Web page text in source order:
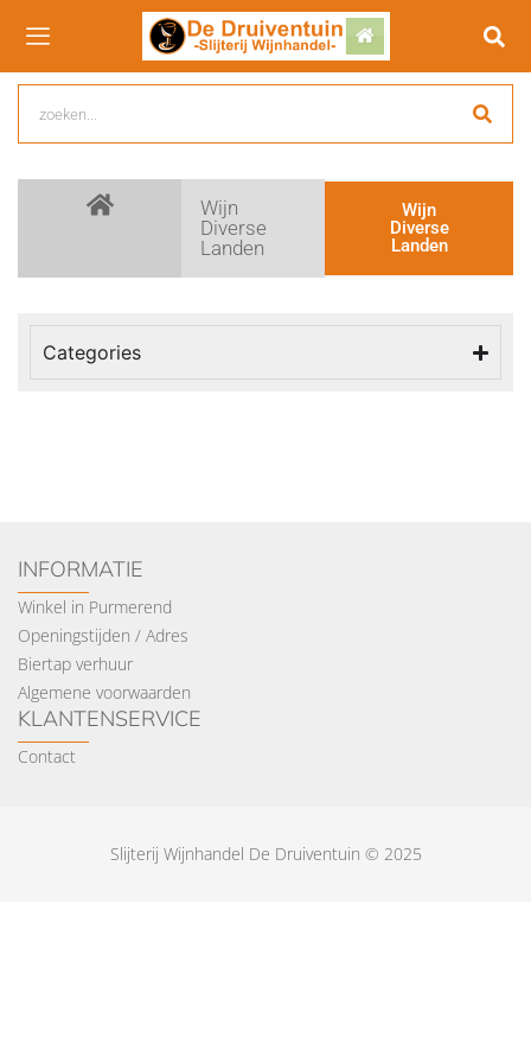
Wijn
Diverse
Landen
Wijn
Diverse
Landen
Categories
INFORMATIE
Winkel in Purmerend
Openingstijden / Adres
Biertap verhuur
Algemene voorwaarden
KLANTENSERVICE
Contact
Slijterij Wijnhandel De Druiventuin © 2025